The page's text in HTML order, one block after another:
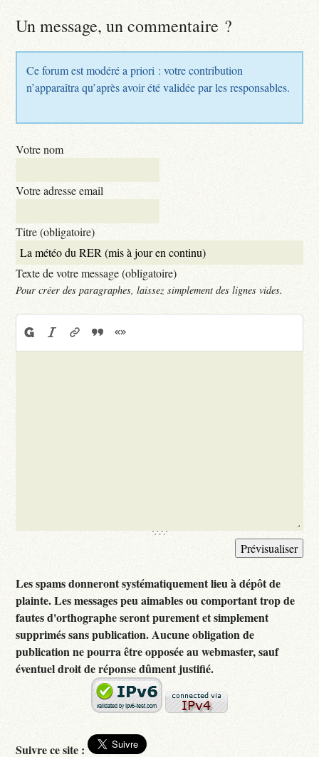
Un message, un commentaire ?
Ce forum est modéré a priori : votre contribution
n’apparaîtra qu’après avoir été validée par les responsables.
Votre nom
Votre adresse email
Titre (obligatoire)
Texte de votre message (obligatoire)
Pour créer des paragraphes, laissez simplement des lignes vides.
Les spams donneront systématiquement lieu à dépôt de
plainte. Les messages peu aimables ou comportant trop de
fautes d'orthographe seront purement et simplement
supprimés sans publication. Aucune obligation de
publication ne pourra être opposée au webmaster, sauf
éventuel droit de réponse dûment justifié.
Suivre ce site :